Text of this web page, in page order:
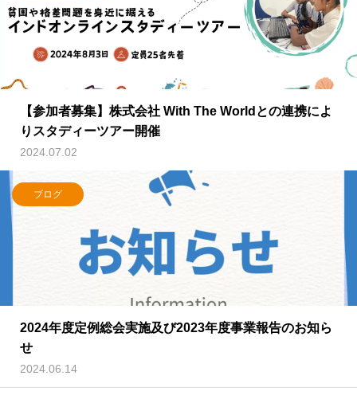
【参加者募集】株式会社 With The Worldとの連携によ
りスタディーツアー開催
2024.07.02
ブログ
2024年度定例総会実施及び2023年度事業報告のお知ら
せ
2024.06.14